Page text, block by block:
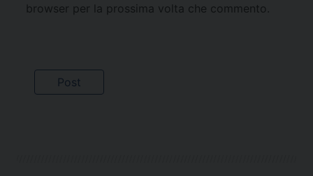
browser per la prossima volta che commento.